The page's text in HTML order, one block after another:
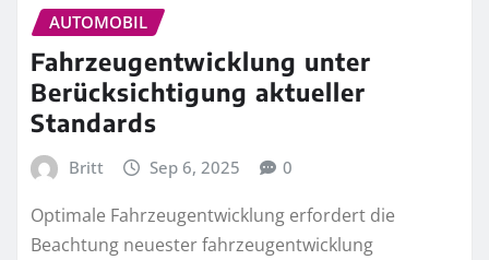
AUTOMOBIL
Fahrzeugentwicklung unter
Berücksichtigung aktueller
Standards
Britt Sep 6, 2025 0
Optimale Fahrzeugentwicklung erfordert die
Beachtung neuester fahrzeugentwicklung